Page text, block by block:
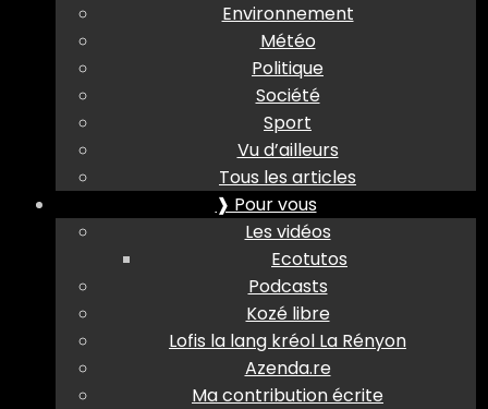
Environnement
Météo
Politique
Société
Sport
Vu d’ailleurs
Tous les articles
❱ Pour vous
Les vidéos
Ecotutos
Podcasts
Kozé libre
Lofis la lang kréol La Rényon
Azenda.re
Ma contribution écrite